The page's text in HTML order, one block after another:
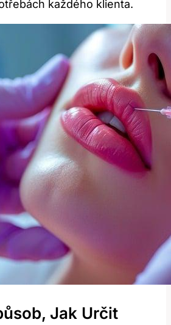
každého klienta.
Jak Určit